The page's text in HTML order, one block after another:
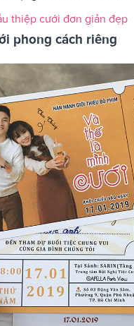
thiệp cưới đơn giản đẹp
phong cách riêng